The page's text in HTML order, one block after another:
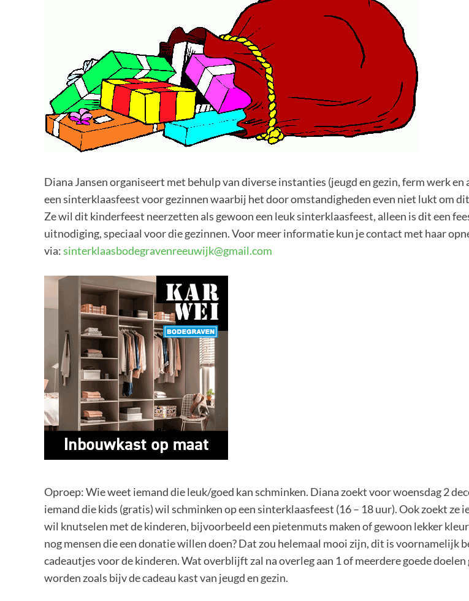
Diana Jansen organiseert met behulp van diverse instanties (jeugd en gezin, ferm werk en
een sinterklaasfeest voor gezinnen waarbij het door omstandigheden even niet lukt om
Ze wil dit kinderfeest neerzetten als gewoon een leuk sinterklaasfeest, alleen is dit een
uitnodiging, speciaal voor die gezinnen. Voor meer informatie kun je contact met haar
via:sinterklaasbodegravenreeuwijk@gmail.com
Oproep: Wie weet iemand die leuk/goed kan schminken. Diana zoekt voor woensdag 2
iemand die kids (gratis) wil schminken op een sinterklaasfeest (16 – 18 uur). Ook zoekt ze
wil knutselen met de kinderen, bijvoorbeeld een pietenmuts maken of gewoon lekker
nog mensen die een donatie willen doen? Dat zou helemaal mooi zijn, dit is voornamelijk
cadeautjes voor de kinderen. Wat overblijft zal na overleg aan 1 of meerdere goede doelen
worden zoals bijv de cadeau kast van jeugd en gezin.